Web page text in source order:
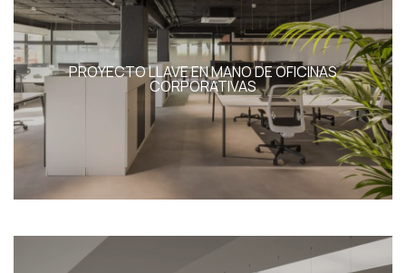
PROYECTO LLAVE EN MANO DE OFICINAS
CORPORATIVAS